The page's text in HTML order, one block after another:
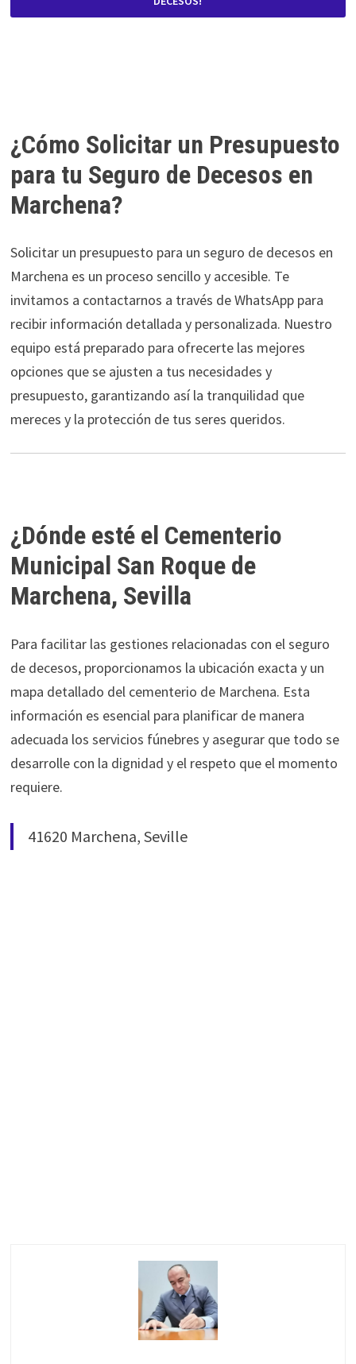
¿Cómo Solicitar un Presupuesto
para tu Seguro de Decesos en
Marchena?
Solicitar un presupuesto para un seguro de decesos en
Marchena es un proceso sencillo y accesible. Te
invitamos a contactarnos a través de WhatsApp para
recibir información detallada y personalizada. Nuestro
equipo está preparado para ofrecerte las mejores
opciones que se ajusten a tus necesidades y
presupuesto, garantizando así la tranquilidad que
mereces y la protección de tus seres queridos.
¿Dónde esté el Cementerio
Municipal San Roque de
Marchena, Sevilla
Para facilitar las gestiones relacionadas con el seguro
de decesos, proporcionamos la ubicación exacta y un
mapa detallado del cementerio de Marchena. Esta
información es esencial para planificar de manera
adecuada los servicios fúnebres y asegurar que todo se
desarrolle con la dignidad y el respeto que el momento
requiere.
41620 Marchena, Seville